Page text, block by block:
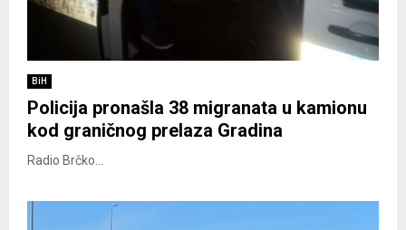
BiH
Policija pronašla 38 migranata u kamionu
kod graničnog prelaza Gradina
Radio Brčko...